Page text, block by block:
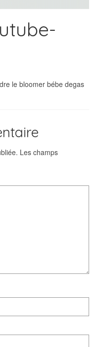
le bloomer bébe degas
Les champs